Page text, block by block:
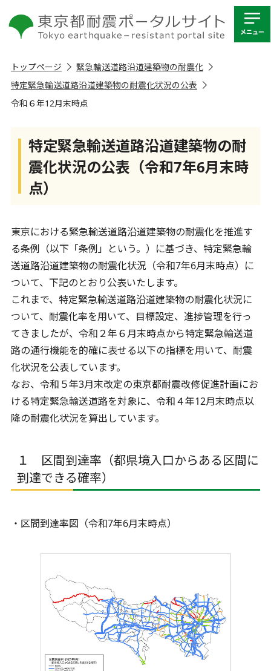
トップページ
緊急輸送道路沿道建築物の耐震化
特定緊急輸送道路沿道建築物の耐震化状況の公表
令和６年12月末時点
特定緊急輸送道路沿道建築物の耐
震化状況の公表（令和7年6月末時
点）
東京における緊急輸送道路沿道建築物の耐震化を推進す
る条例（以下「条例」という。）に基づき、特定緊急輸
送道路沿道建築物の耐震化状況（令和7年6月末時点）に
ついて、下記のとおり公表いたします。
これまで、特定緊急輸送道路沿道建築物の耐震化状況に
ついて、耐震化率を用いて、目標設定、進捗管理を行っ
てきましたが、令和２年６月末時点から特定緊急輸送道
路の通行機能を的確に表せる以下の指標を用いて、耐震
化状況を公表しています。
なお、令和５年3月末改定の東京都耐震改修促進計画にお
ける特定緊急輸送道路を対象に、令和４年12月末時点以
降の耐震化状況を算出しています。
１ 区間到達率（都県境入口からある区間に
到達できる確率）
・区間到達率図（令和7年6月末時点）